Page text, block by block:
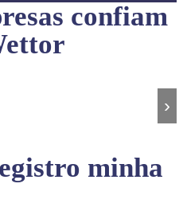
confiam
›
minha